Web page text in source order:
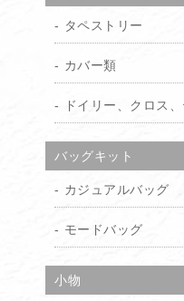
タペストリー
カバー類
ドイリー、クロス
バッグキット
カジュアルバッグ
モードバッグ
小物